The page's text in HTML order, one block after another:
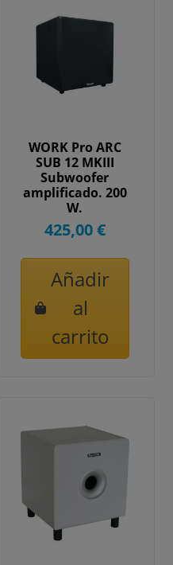
WORK Pro ARC
SUB 12 MKIII
Subwoofer
amplificado. 200
W.
425,00 €
Añadir
al
carrito